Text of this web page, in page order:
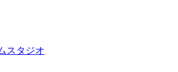
スタジオ